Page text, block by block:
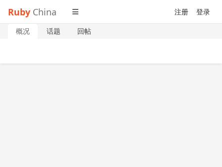
Ruby China 注册 登录
概况 话题 回帖